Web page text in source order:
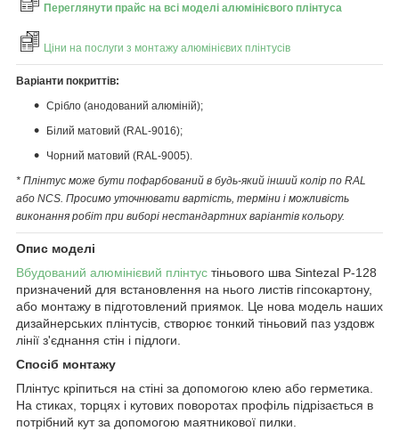
Переглянути прайс на всі моделі алюмінієвого плінтуса
Ціни на послуги з монтажу алюмінієвих плінтусів
Варіанти покриттів:
Срібло (анодований алюміній);
Білий матовий (RAL-9016);
Чорний матовий (RAL-9005).
* Плінтус може бути пофарбований в будь-який інший колір по RAL
або NCS. Просимо уточнювати вартість, терміни і можливість
виконання робіт при виборі нестандартних варіантів кольору.
Опис моделі
Вбудований алюмінієвий плінтус тіньового шва Sintezal P-128
призначений для встановлення на нього листів гіпсокартону,
або монтажу в підготовлений приямок. Це нова модель наших
дизайнерських плінтусів, створює тонкий тіньовий паз уздовж
лінії з'єднання стін і підлоги.
Спосіб монтажу
Плінтус кріпиться на стіні за допомогою клею або герметика.
На стиках, торцях і кутових поворотах профіль підрізається в
потрібний кут за допомогою маятникової пилки.